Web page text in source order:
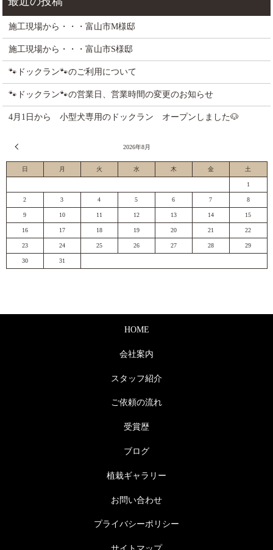
施工現場から・・・富山市M様邸
施工現場から・・・富山市S様邸
🐾ドックラン🐾のご利用について
🐾ドックラン🐾の営業日、営業時間の変更のお知らせ
4月1日から 小型犬専用のドックラン オープンしました🐶
2026年8月
日 月 火 水 木 金 土
1
2 3 4 5 6 7 8
9 10 11 12 13 14 15
16 17 18 19 20 21 22
23 24 25 26 27 28 29
30 31
HOME
会社案内
スタッフ紹介
ご依頼の流れ
受賞歴
ブログ
植栽ギャラリー
お問い合わせ
プライバシーポリシー